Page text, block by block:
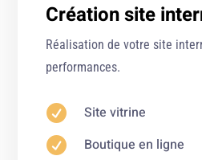
Création site
Réalisation de votre site
performances.
 Site vitrine
 Boutique en ligne